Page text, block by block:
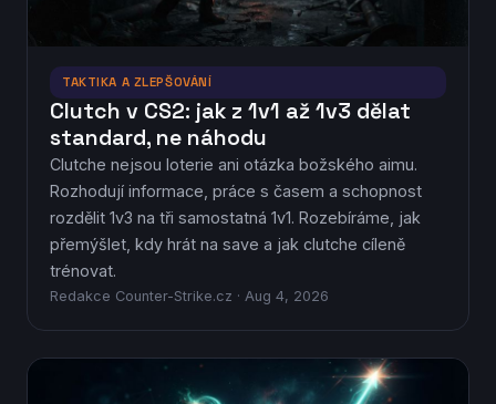
TAKTIKA A ZLEPŠOVÁNÍ
Clutch v CS2: jak z 1v1 až 1v3 dělat
standard, ne náhodu
Clutche nejsou loterie ani otázka božského aimu.
Rozhodují informace, práce s časem a schopnost
rozdělit 1v3 na tři samostatná 1v1. Rozebíráme, jak
přemýšlet, kdy hrát na save a jak clutche cíleně
trénovat.
Redakce Counter-Strike.cz · Aug 4, 2026